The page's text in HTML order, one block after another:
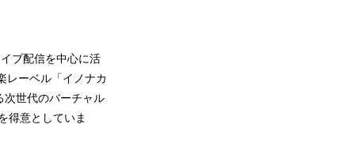
ブ配信を中心に活
レーベル「イノナカ
次世代のバーチャル
得意としていま